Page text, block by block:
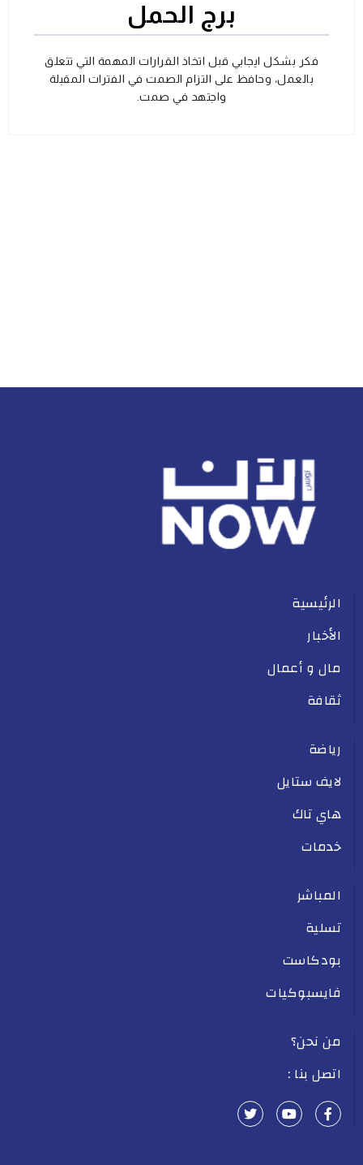
برج الحمل
فكر بشكل ايجابي قبل اتخاذ القرارات المهمة التي تتعلق
بالعمل، وحافظ على التزام الصمت في الفترات المقبلة
واجتهد في صمت.
الرئيسية
الأخبار
مال و أعمال
ثقافة
رياضة
لايف ستايل
هاي تاك
خدمات
المباشر
تسلية
بودكاست
فايسبوكيات
من نحن؟
اتصل بنا :